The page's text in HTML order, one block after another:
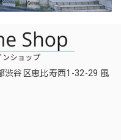
谷区恵比寿西1-32-29 風